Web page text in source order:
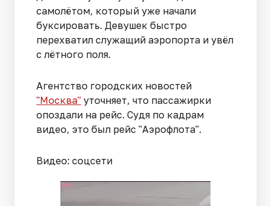
самолётом, который уже начали
буксировать. Девушек быстро
перехватил служащий аэропорта и увёл
с лётного поля.
Агентство городских новостей
"Москва" уточняет, что пассажирки
опоздали на рейс. Судя по кадрам
видео, это был рейс "Аэрофлота".
Видео: соцсети